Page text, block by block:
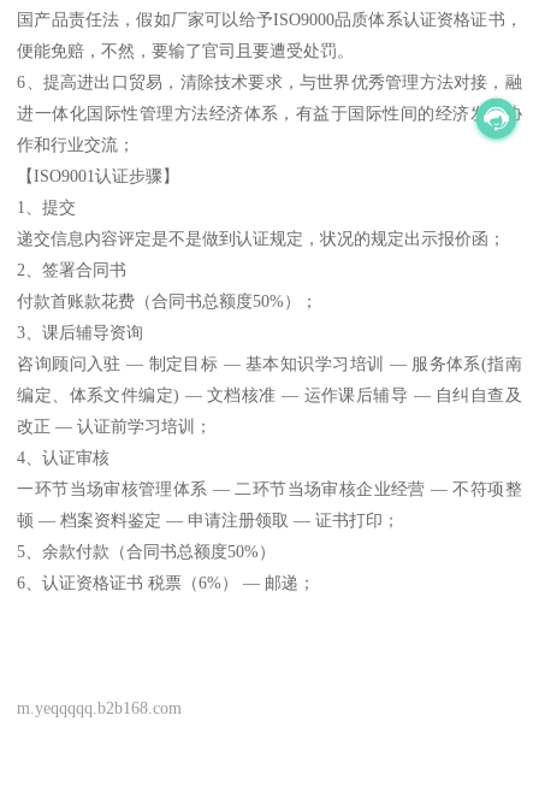
国产品责任法，假如厂家可以给予ISO9000品质体系认证资格证书，
便能免赔，不然，要输了官司且要遭受处罚。
6、提高进出口贸易，清除技术要求，与世界优秀管理方法对接，融
进一体化国际性管理方法经济体系，有益于国际性间的经济发展协
作和行业交流；
【ISO9001认证步骤】
1、提交
递交信息内容评定是不是做到认证规定，状况的规定出示报价函；
2、签署合同书
付款首账款花费（合同书总额度50%）；
3、课后辅导资询
咨询顾问入驻 — 制定目标 — 基本知识学习培训 — 服务体系(指南
编定、体系文件编定) — 文档核准 — 运作课后辅导 — 自纠自查及
改正 — 认证前学习培训；
4、认证审核
一环节当场审核管理体系 — 二环节当场审核企业经营 — 不符项整
顿 — 档案资料鉴定 — 申请注册领取 — 证书打印；
5、余款付款（合同书总额度50%）
6、认证资格证书 税票（6%） — 邮递；
m.yeqqqqq.b2b168.com